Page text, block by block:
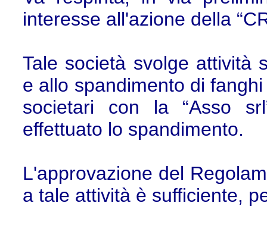
interesse all'azione della
Tale società svolge attività
e allo spandimento di
societari con la “Asso
effettuato lo spandimento.
L'approvazione del
a tale attività è sufficiente,